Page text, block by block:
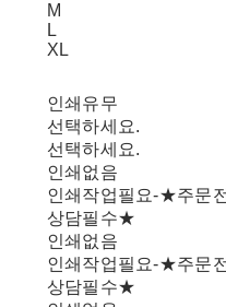
M
L
XL
인쇄유무
선택하세요.
선택하세요.
인쇄없음
인쇄작업필요-★주문전
상담필수★
인쇄없음
인쇄작업필요-★주문전
상담필수★